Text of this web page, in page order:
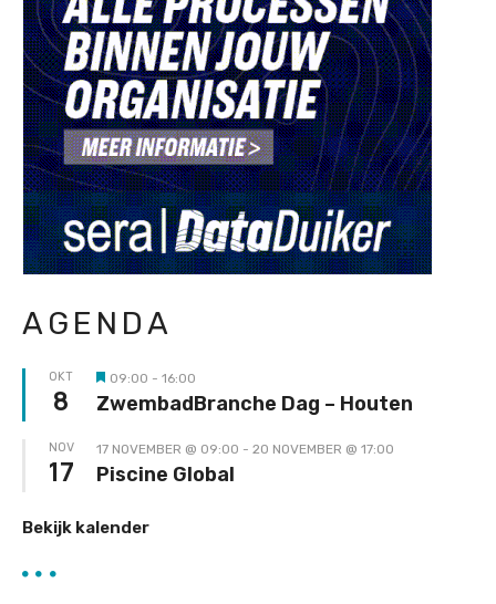
AGENDA
OKT
8 Uitgelicht
09:00 - 16:00
ZwembadBranche Dag – Houten
NOV
17
17 NOVEMBER @ 09:00 - 20 NOVEMBER @ 17:00
Piscine Global
Bekijk kalender